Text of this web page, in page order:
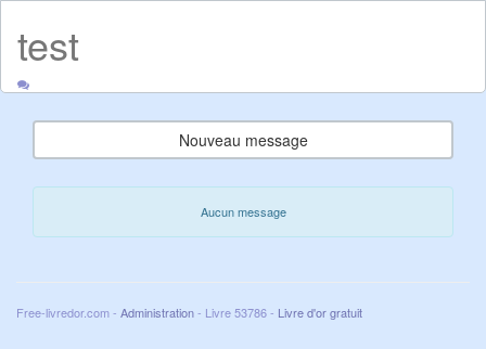
test
Nouveau message
Aucun message
Free-livredor.com - Administration- Livre 53786 - Livre d'or gratuit